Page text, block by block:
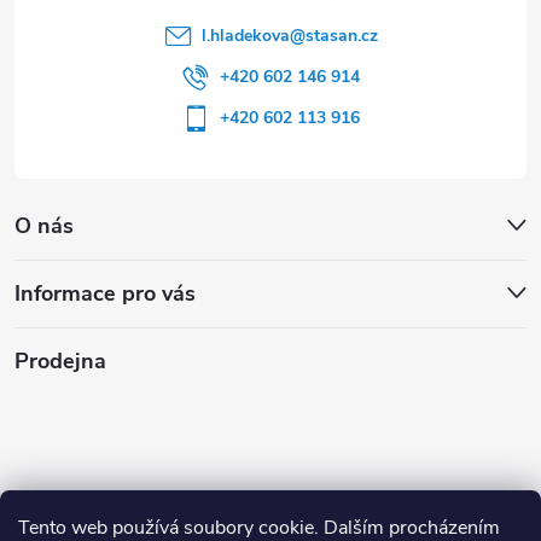
Tento web používá soubory cookie. Dalším procházením
O nás
Informace pro vás
l.hladekova@stasan.cz
+420 602 146 914
+420 602 113 916
Prodejna